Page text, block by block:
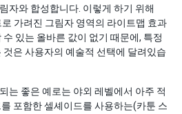
자와 합성합니다. 이렇게 하기 위해
가려진 그림자 영역의 라이트맵 효과
있는 올바른 값이 없기 때문에, 특정
은 사용자의 예술적 선택에 달려있습
는 좋은 예로는 야외 레벨에서 아주 적
포함한 셀셰이드를 사용하는(카툰 스